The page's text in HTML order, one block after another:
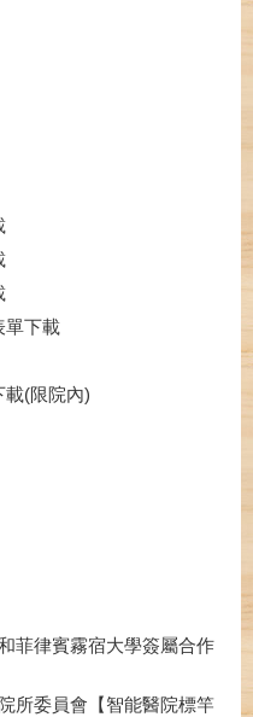
單下載
載(限院內)
菲律賓霧宿大學簽屬合作
所委員會【智能醫院標竿